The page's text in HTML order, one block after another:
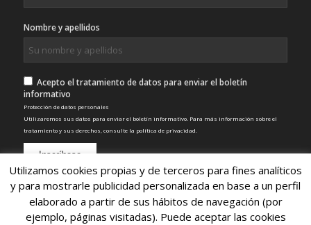
Nombre y apellidos
Acepto el tratamiento de datos para enviar el boletín
informativo
Protección de datos personales
Utilizaremos sus datos para enviar el boletín informativo. Para más información sobre el
tratamiento y sus derechos, consulte la política de privacidad
Utilizamos cookies propias y de terceros para fines analíticos
y para mostrarle publicidad personalizada en base a un perfil
elaborado a partir de sus hábitos de navegación (por
ejemplo, páginas visitadas). Puede aceptar las cookies